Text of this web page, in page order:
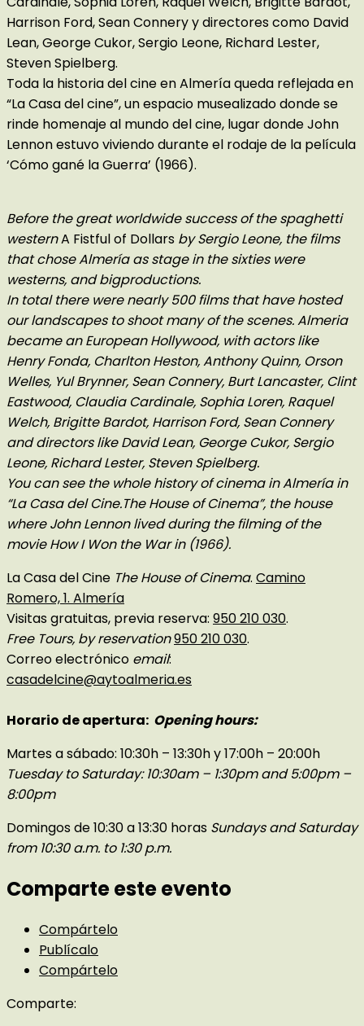
Harrison Ford, Sean Connery y directores como David
Lean, George Cukor, Sergio Leone, Richard Lester,
Steven Spielberg.
Toda la historia del cine en Almería queda reflejada en
“La Casa del cine”, un espacio musealizado donde se
rinde homenaje al mundo del cine, lugar donde John
Lennon estuvo viviendo durante el rodaje de la película
‘Cómo gané la Guerra’ (1966).
Before the great worldwide success of the spaghetti
westernA Fistful of Dollars by Sergio Leone, the films
that chose Almería as stage in the sixties were
westerns, and bigproductions.
In total there were nearly 500 films that have hosted
our landscapes to shoot many of the scenes. Almeria
became an European Hollywood, with actors like
Henry Fonda, Charlton Heston, Anthony Quinn, Orson
Welles, Yul Brynner, Sean Connery, Burt Lancaster, Clint
Eastwood, Claudia Cardinale, Sophia Loren, Raquel
Welch, Brigitte Bardot, Harrison Ford, Sean Connery
and directors like David Lean, George Cukor, Sergio
Leone, Richard Lester, Steven Spielberg.
You can see the whole history of cinema in Almería in
“La Casa del Cine.The House of Cinema”, the house
where John Lennon lived during the filming of the
movie How I Won the War in (1966).
La Casa del Cine The House of Cinema. Camino
Romero, 1. Almería
Visitas gratuitas, previa reserva: 950 210 030.
Free Tours, by reservation950 210 030.
Correo electrónico email:
casadelcine@aytoalmeria.es
Horario de apertura: Opening hours:
Martes a sábado: 10:30h – 13:30h y 17:00h – 20:00h
Tuesday to Saturday: 10:30am – 1:30pm and 5:00pm –
8:00pm
Domingos de 10:30 a 13:30 horas Sundays and Saturday
from 10:30 a.m. to 1:30 p.m.
Comparte este evento
Compártelo
Publícalo
Compártelo
Comparte: